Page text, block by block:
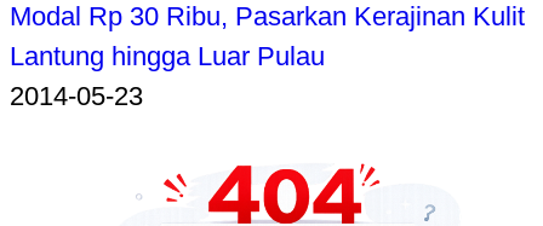
Modal Rp 30 Ribu, Pasarkan Kerajinan Kulit
Lantung hingga Luar Pulau
2014-05-23